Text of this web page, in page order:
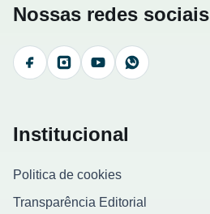
Nossas redes sociais
FacebookInstagramYouTubeWhatsApp
Institucional
Politica de cookies
Transparência Editorial